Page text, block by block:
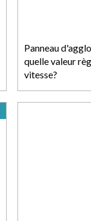
Panneau
quelle valeur
vitesse?